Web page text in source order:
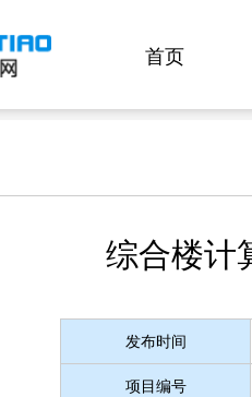
首页
综合楼计
发布时间
项目编号